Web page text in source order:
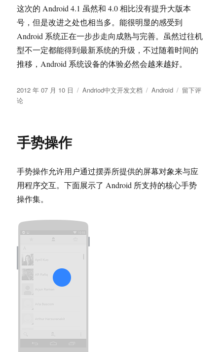
这次的 Android 4.1 虽然和 4.0 相比没有提升大版本
号，但是改进之处也相当多。能很明显的感受到
Android 系统正在一步步走向成熟与完善。虽然过往机
型不一定都能得到最新系统的升级，不过随着时间的
推移，Android 系统设备的体验必然会越来越好。
发
布
2012 年 07 月 10 日
分
Andriod中文开发文档
标
Android
于
留下评
论
手势操作
手势操作允许用户通过摆弄所提供的屏幕对象来与应
用程序交互。下面展示了 Android 所支持的核心手势
操作集。